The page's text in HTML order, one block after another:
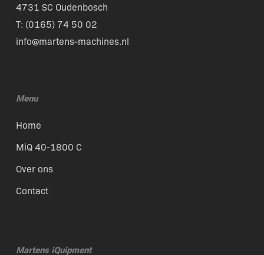
4731 SC Oudenbosch
T: (0165) 74 50 02
info@martens-machines.nl
Menu
Home
MiQ 40-1800 C
Over ons
Contact
Martens iQuipment